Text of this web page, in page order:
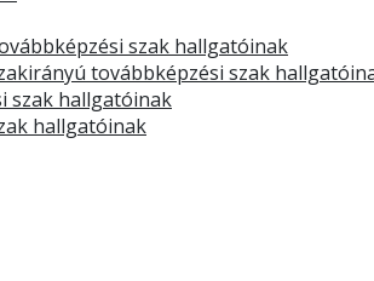
szak hallgatóinak
továbbképzési szak
szak hallgatóinak
hallgatóinak